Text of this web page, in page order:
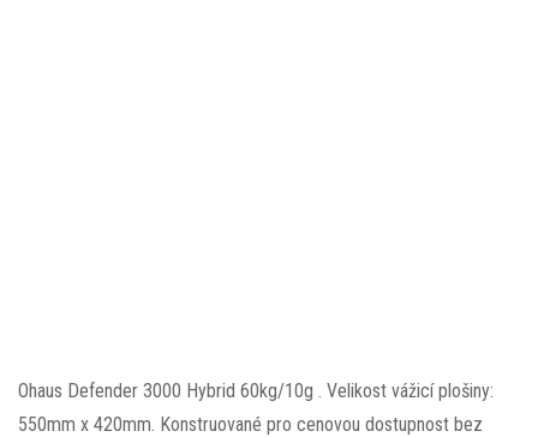
Ohaus Defender 3000 Hybrid 60kg/10g . Velikost vážicí plošiny:
550mm x 420mm. Konstruované pro cenovou dostupnost bez